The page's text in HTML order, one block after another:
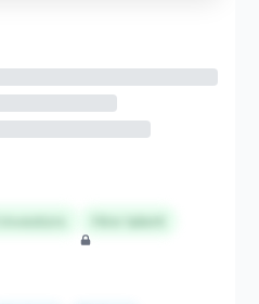
Hire talent